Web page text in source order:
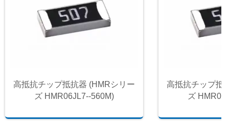
高抵抗チップ抵抗器 (HMRシリー
ズ HMR06JL7--560M)
高抵抗チップ抵
ズ